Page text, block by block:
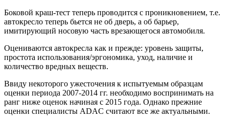
Боковой краш-тест теперь проводится с проникновением, т.е.
автокресло теперь бьется не об дверь, а об барьер,
имитирующий носовую часть врезающегося автомобиля.
Оцениваются автокресла как и прежде: уровень защиты,
простота использования/эргономика, уход, наличие и
количество вредных веществ.
Ввиду некоторого ужесточения к испытуемым образцам
оценки периода 2007-2014 гг. необходимо воспринимать на
ранг ниже оценок начиная с 2015 года. Однако прежние
оценки специалисты ADAC считают все же актуальными.